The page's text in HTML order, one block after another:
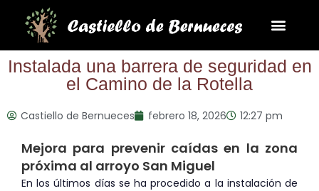
Instalada una barrera de seguridad en
el Camino de la Rotella
Castiello de Bernueces febrero 18, 2026 12:27 pm
Mejora para prevenir caídas en la zona
próxima al arroyo San Miguel
En los últimos días se ha procedido a la instalación de